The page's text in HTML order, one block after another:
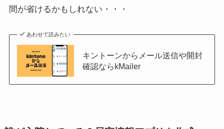
間が省けるかもしれない・・・
あわせて読みたい
キントーンからメール送信や開封
確認ならkMailer